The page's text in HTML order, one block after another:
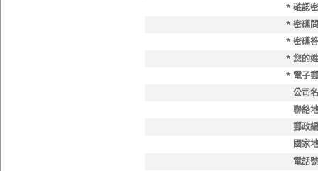
* 確認
* 密碼
* 密碼
* 您的
* 電子
公司
聯絡
郵政
國家
電話